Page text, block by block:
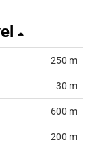
250 m
30 m
600 m
200 m